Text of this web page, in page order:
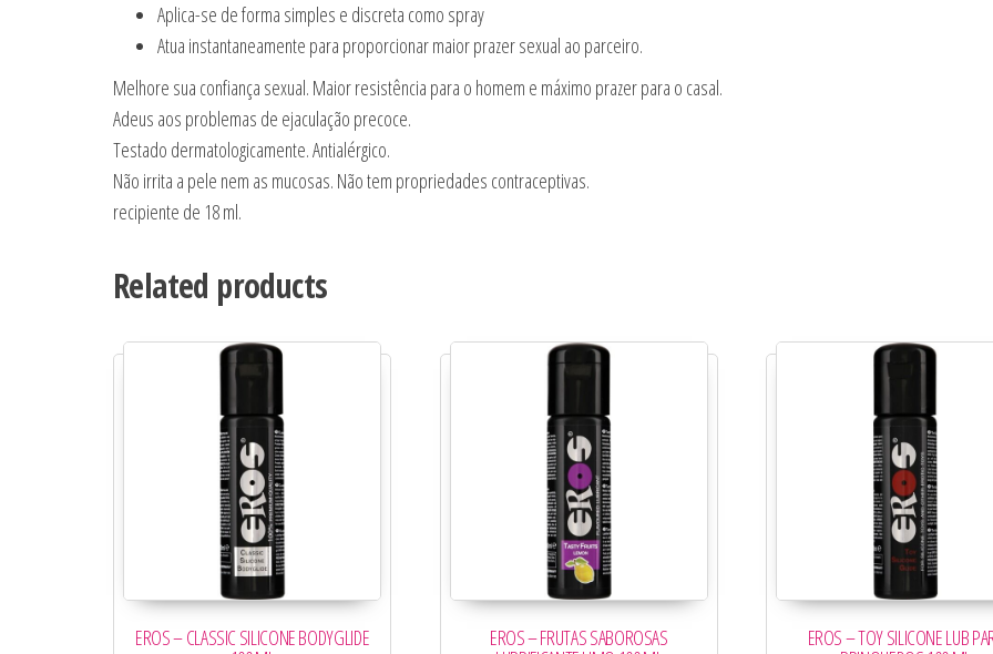
Aplica-se de forma simples e discreta como spray
Atua instantaneamente para proporcionar maior prazer sexual ao parceiro.
Melhore sua confiança sexual. Maior resistência para o homem e máximo prazer para o casal.
Adeus aos problemas de ejaculação precoce.
Testado dermatologicamente. Antialérgico.
Não irrita a pele nem as mucosas. Não tem propriedades contraceptivas.
recipiente de 18 ml.
Related products
EROS – CLASSIC SILICONE BODYGLIDE EROS – FRUTAS SABOROSAS EROS – TOY SILICONE LUB